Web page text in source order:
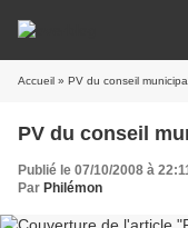
Accueil » PV du conseil
PV du conseil
Publié le 07/10/2008 à
Par Philémon